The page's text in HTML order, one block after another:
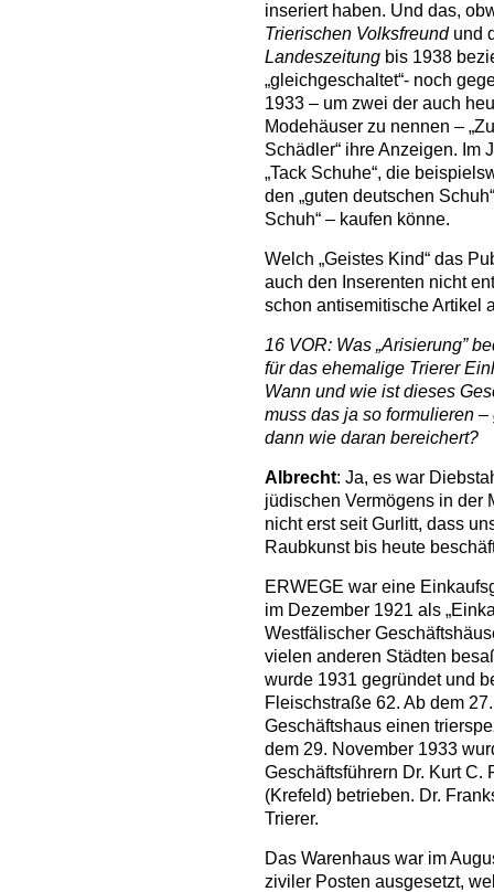
inseriert haben. Und das,
Trierischen Volksfreundund
Landeszeitung bis 1938
„gleichgeschaltet“- noch
1933 – um zwei der auch
Modehäuser zu nennen –
Schädler“ ihre Anzeigen. Im
„Tack Schuhe“, die
den „guten deutschen
Schuh“ – kaufen könne.
Welch „Geistes Kind“ das
auch den Inserenten nicht
schon antisemitische Artikel
16 VOR: Was „Arisierung”
für das ehemalige Trierer
Wann und wie ist dieses
muss das ja so formulieren
dann wie daran bereichert?
Albrecht: Ja, es war
jüdischen Vermögens in der
nicht erst seit Gurlitt, dass
Raubkunst bis heute
ERWEGE war eine
im Dezember 1921 als
Westfälischer
vielen anderen Städten
wurde 1931 gegründet und
Fleischstraße 62. Ab dem
Geschäftshaus einen
dem 29. November 1933
Geschäftsführern Dr. Kurt
(Krefeld) betrieben. Dr.
Trierer.
Das Warenhaus war im
ziviler Posten ausgesetzt,